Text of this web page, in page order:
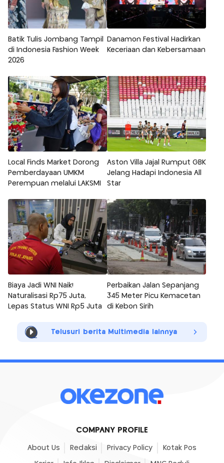
Batik Tulis Jombang Tampil
di Indonesia Fashion Week
2026
Danamon Festival Hadirkan
Keceriaan dan Kebersamaan
Local Finds Market Dorong
Pemberdayaan UMKM
Perempuan melalui LAKSMI
Aston Villa Jajal Rumput GBK
Jelang Hadapi Indonesia All
Star
Biaya Jadi WNI Naik!
Naturalisasi Rp75 Juta,
Lepas Status WNI Rp5 Juta
Perbaikan Jalan Sepanjang
345 Meter Picu Kemacetan
di Kebon Sirih
Telusuri berita Multimedia lainnya
COMPANY PROFILE
About Us Redaksi Privacy Policy Kotak Pos